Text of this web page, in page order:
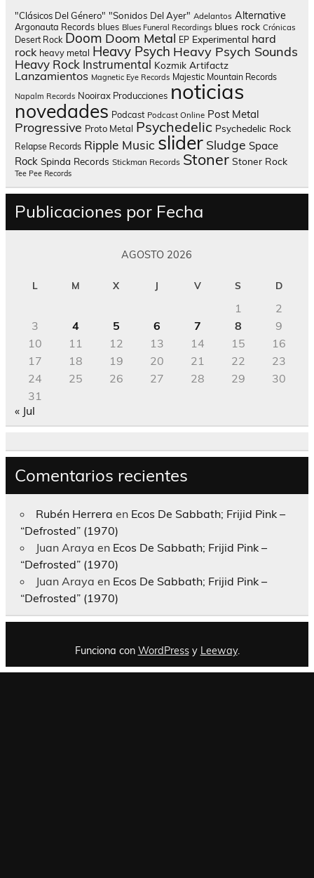
"Clásicos Del Género" "Sonidos Del Ayer" Adelantos Alternative
Argonauta Records blues Blues Funeral Recordings blues rock Crónicas
Desert Rock Doom Doom Metal EP Experimental hard
rock heavy metal Heavy Psych Heavy Psych Sounds
Heavy Rock Instrumental Kozmik Artifactz
Lanzamientos Magnetic Eye Records Majestic Mountain Records
Napalm Records Nooirax Producciones noticias
novedades Podcast Podcast Online Post Metal
Progressive Proto Metal Psychedelic Psychedelic Rock
Relapse Records Ripple Music slider Sludge Space
Rock Spinda Records Stickman Records Stoner Stoner Rock
Tee Pee Records
Publicaciones por Fecha
AGOSTO 2026
L M X J V S D
1
2
3
4 5 6 7 8
9
10
11 12 13 14 15
16
17
18 19 20 21 22
23
24
25 26 27 28 29
30
31
« Jul
Comentarios recientes
Rubén Herrera en Ecos De Sabbath; Frijid Pink –
“Defrosted” (1970)
Juan Araya en Ecos De Sabbath; Frijid Pink –
“Defrosted” (1970)
Juan Araya en Ecos De Sabbath; Frijid Pink –
“Defrosted” (1970)
Funciona con WordPressy Leeway.